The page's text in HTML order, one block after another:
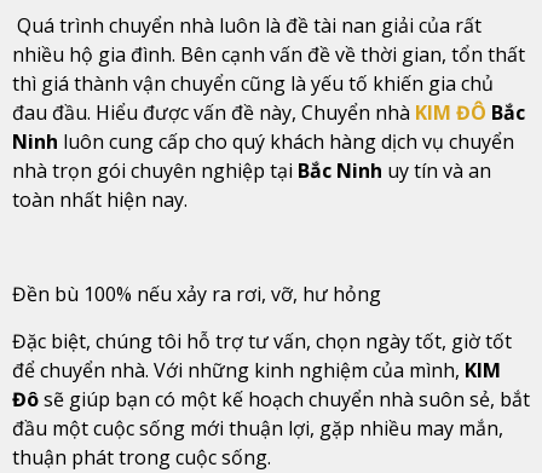
Quá trình chuyển nhà luôn là đề tài nan giải của rất
nhiều hộ gia đình. Bên cạnh vấn đề về thời gian, tổn thất
thì giá thành vận chuyển cũng là yếu tố khiến gia chủ
đau đầu. Hiểu được vấn đề này, Chuyển nhà KIM ĐÔ Bắc
Ninh luôn cung cấp cho quý khách hàng dịch vụ chuyển
nhà trọn gói chuyên nghiệp tại Bắc Ninh uy tín và an
toàn nhất hiện nay.
Đền bù 100% nếu xảy ra rơi, vỡ, hư hỏng
Đặc biệt, chúng tôi hỗ trợ tư vấn, chọn ngày tốt, giờ tốt
để chuyển nhà. Với những kinh nghiệm của mình, KIM
Đôsẽ giúp bạn có một kế hoạch chuyển nhà suôn sẻ, bắt
đầu một cuộc sống mới thuận lợi, gặp nhiều may mắn,
thuận phát trong cuộc sống.